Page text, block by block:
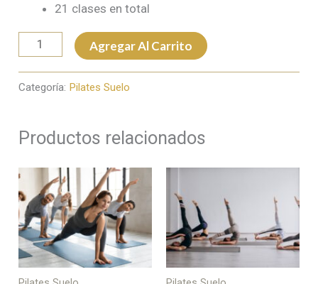
21 clases en total
Agregar Al Carrito
Categoría: Pilates Suelo
Productos relacionados